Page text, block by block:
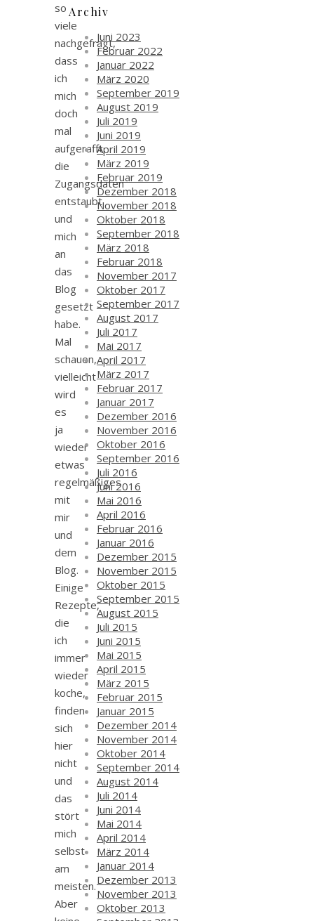
so
viele
nachgefragt,
dass
ich
mich
doch
mal
aufgerafft,
die
Zugangsdaten
entstaubt
und
mich
an
das
Blog
gesetzt
habe.
Mal
schauen,
vielleicht
wird
es
ja
wieder
etwas
regelmäßiges
mit
mir
und
dem
Blog.
Einige
Rezepte,
die
ich
immer
wieder
koche,
finden
sich
hier
nicht
und
das
stört
mich
selbst
am
meisten.
Aber
Archiv
Juni 2023
Februar 2022
Januar 2022
März 2020
September 2019
August 2019
Juli 2019
Juni 2019
April 2019
März 2019
Februar 2019
Dezember 2018
November 2018
Oktober 2018
September 2018
März 2018
Februar 2018
November 2017
Oktober 2017
September 2017
August 2017
Juli 2017
Mai 2017
April 2017
März 2017
Februar 2017
Januar 2017
Dezember 2016
November 2016
Oktober 2016
September 2016
Juli 2016
Juni 2016
Mai 2016
April 2016
Februar 2016
Januar 2016
Dezember 2015
November 2015
Oktober 2015
September 2015
August 2015
Juli 2015
Juni 2015
Mai 2015
April 2015
März 2015
Februar 2015
Januar 2015
Dezember 2014
November 2014
Oktober 2014
September 2014
August 2014
Juli 2014
Juni 2014
Mai 2014
April 2014
März 2014
Januar 2014
Dezember 2013
November 2013
Oktober 2013